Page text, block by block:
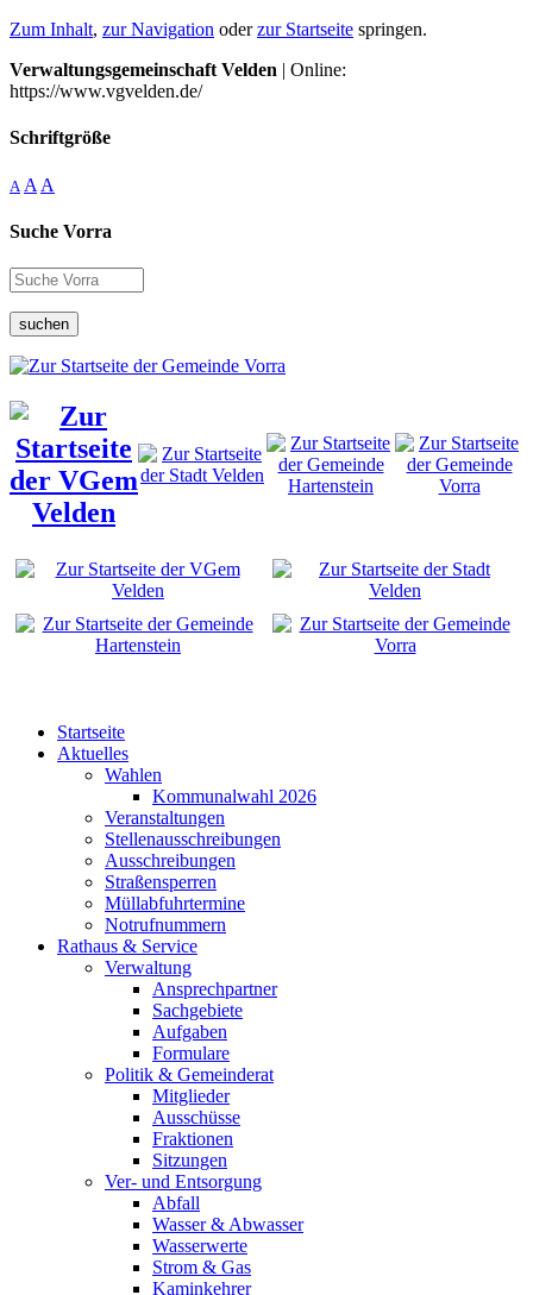
Zum Inhalt, zur Navigation oderzur Startseite springen.
Verwaltungsgemeinschaft Velden | Online:
https://www.vgvelden.de/
Schriftgröße
A A A
Suche Vorra
suchen
Startseite
Aktuelles
Wahlen
Kommunalwahl 2026
Veranstaltungen
Stellenausschreibungen
Ausschreibungen
Straßensperren
Müllabfuhrtermine
Notrufnummern
Rathaus & Service
Verwaltung
Ansprechpartner
Sachgebiete
Aufgaben
Formulare
Politik & Gemeinderat
Mitglieder
Ausschüsse
Fraktionen
Sitzungen
Ver- und Entsorgung
Abfall
Wasser & Abwasser
Wasserwerte
Strom & Gas
Kaminkehrer